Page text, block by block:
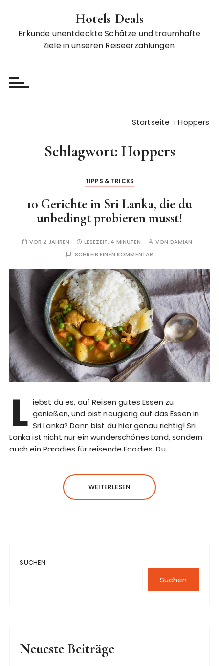
Hotels Deals
Erkunde unentdeckte Schätze und traumhafte
Ziele in unseren Reiseerzählungen.
Startseite Hoppers
Schlagwort: Hoppers
TIPPS & TRICKS
10 Gerichte in Sri Lanka, die du
unbedingt probieren musst!
VOR 2 JAHREN LESEZEIT: 4 MINUTEN VON DAMIAN
SCHREIB EINEN KOMMENTAR
L iebst du es, auf Reisen gutes Essen zu
genießen, und bist neugierig auf das Essen in
Sri Lanka? Dann bist du hier genau richtig! Sri
Lanka ist nicht nur ein wunderschönes Land, sondern
auch ein Paradies für reisende Foodies. Du…
WEITERLESEN
SUCHEN
Suchen
Neueste Beiträge